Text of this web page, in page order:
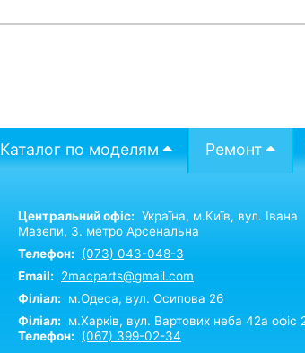
Каталог по моделям Ремонт
Центральний офіс: Україна, м.Київ, вул. Івана
Мазепи, 3. метро Арсенальна
Телефон:
(073) 043-048-3
Email:
2macparts@gmail.com
Філіал:
м.Одеса, вул. Осипова 26
Філіал:
м.Харків, вул. Вартових неба 42а офіс
Телефон:
(067) 399-02-34